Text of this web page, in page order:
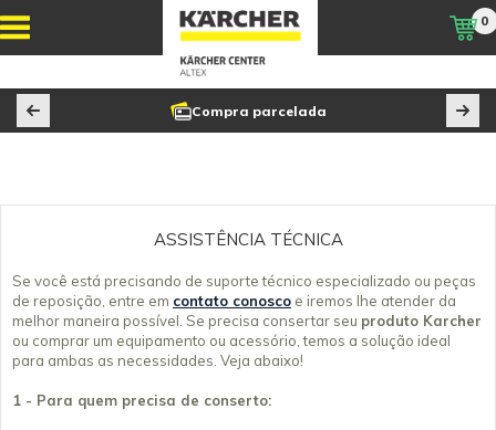
Compra parcelada
0
ASSISTÊNCIA TÉCNICA
Se você está precisando de suporte técnico especializado ou peças
de reposição, entre em contato conosco e iremos lhe atender da
melhor maneira possível. Se precisa consertar seu produto Karcher
ou comprar um equipamento ou acessório, temos a solução ideal
para ambas as necessidades. Veja abaixo!
1 - Para quem precisa de conserto: